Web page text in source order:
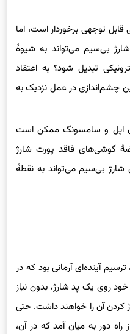
توجهی برخوردار است، اما
بی‌سیم می‌تواند به شیوهٔ
تبدیل شود؟ به اعتقاد
چشم‌اندازی در عمل نزدیک به
اپل و سامسونگ ممکن است
گوشی‌های فاقد پورت شارژ
شارژ بی‌سیم می‌تواند به نقطهٔ
ترسیم آینده‌ای آرمانی بود که در
خود روی یک پد شارژ، بدون نیاز
کردن آن را خواهند داشت. حتی
دور به میان آمد که در آن،